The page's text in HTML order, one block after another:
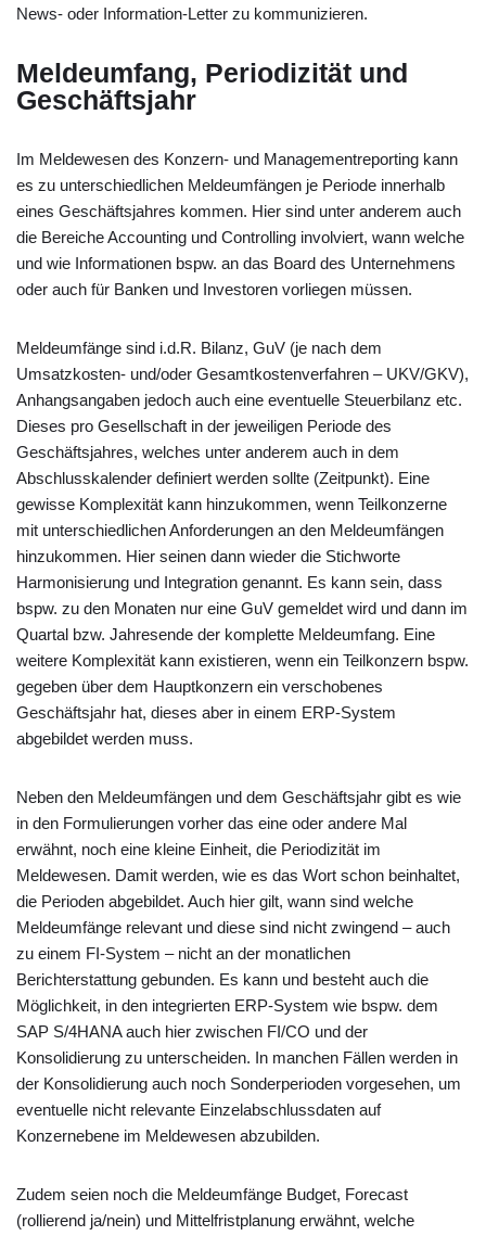
News- oder Information-Letter zu kommunizieren.
Meldeumfang, Periodizität und
Geschäftsjahr
Im Meldewesen des Konzern- und Managementreporting kann
es zu unterschiedlichen Meldeumfängen je Periode innerhalb
eines Geschäftsjahres kommen. Hier sind unter anderem auch
die Bereiche Accounting und Controlling involviert, wann welche
und wie Informationen bspw. an das Board des Unternehmens
oder auch für Banken und Investoren vorliegen müssen.
Meldeumfänge sind i.d.R. Bilanz, GuV (je nach dem
Umsatzkosten- und/oder Gesamtkostenverfahren – UKV/GKV),
Anhangsangaben jedoch auch eine eventuelle Steuerbilanz etc.
Dieses pro Gesellschaft in der jeweiligen Periode des
Geschäftsjahres, welches unter anderem auch in dem
Abschlusskalender definiert werden sollte (Zeitpunkt). Eine
gewisse Komplexität kann hinzukommen, wenn Teilkonzerne
mit unterschiedlichen Anforderungen an den Meldeumfängen
hinzukommen. Hier seinen dann wieder die Stichworte
Harmonisierung und Integration genannt. Es kann sein, dass
bspw. zu den Monaten nur eine GuV gemeldet wird und dann im
Quartal bzw. Jahresende der komplette Meldeumfang. Eine
weitere Komplexität kann existieren, wenn ein Teilkonzern bspw.
gegeben über dem Hauptkonzern ein verschobenes
Geschäftsjahr hat, dieses aber in einem ERP-System
abgebildet werden muss.
Neben den Meldeumfängen und dem Geschäftsjahr gibt es wie
in den Formulierungen vorher das eine oder andere Mal
erwähnt, noch eine kleine Einheit, die Periodizität im
Meldewesen. Damit werden, wie es das Wort schon beinhaltet,
die Perioden abgebildet. Auch hier gilt, wann sind welche
Meldeumfänge relevant und diese sind nicht zwingend – auch
zu einem FI-System – nicht an der monatlichen
Berichterstattung gebunden. Es kann und besteht auch die
Möglichkeit, in den integrierten ERP-System wie bspw. dem
SAP S/4HANA auch hier zwischen FI/CO und der
Konsolidierung zu unterscheiden. In manchen Fällen werden in
der Konsolidierung auch noch Sonderperioden vorgesehen, um
eventuelle nicht relevante Einzelabschlussdaten auf
Konzernebene im Meldewesen abzubilden.
Zudem seien noch die Meldeumfänge Budget, Forecast
(rollierend ja/nein) und Mittelfristplanung erwähnt, welche